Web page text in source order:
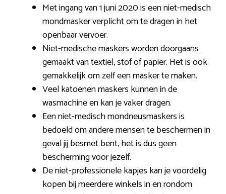
Met ingang van 1 juni 2020 is een niet-medisch
mondmasker verplicht om te dragen in het
openbaar vervoer.
Niet-medische maskers worden doorgaans
gemaakt van textiel, stof of papier. Het is ook
gemakkelijk om zelf een masker te maken.
Veel katoenen maskers kunnen in de
wasmachine en kan je vaker dragen.
Een niet-medisch mondneusmaskers is
bedoeld om andere mensen te beschermen in
geval jij besmet bent, het is dus geen
bescherming voor jezelf.
De niet-professionele kapjes kan je voordelig
kopen bij meerdere winkels in en rondom